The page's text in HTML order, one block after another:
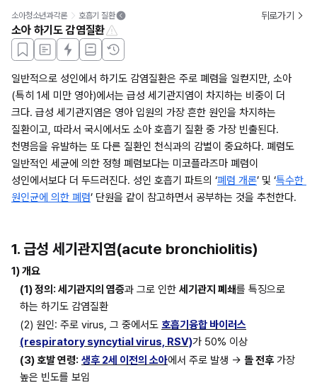
소아청소년과각론 호흡기 질환 뒤로가기
소아 하기도 감염질환
일반적으로 성인에서 하기도 감염질환은 주로 폐렴을 일컫지만, 소아
(특히 1세 미만 영아)에서는 급성 세기관지염이 차지하는 비중이 더
크다. 급성 세기관지염은 영아 입원의 가장 흔한 원인을 차지하는
질환이고, 따라서 국시에서도 소아 호흡기 질환 중 가장 빈출된다.
천명음을 유발하는 또 다른 질환인 천식과의 감별이 중요하다. 폐렴도
일반적인 세균에 의한 정형 폐렴보다는 미코플라즈마 폐렴이
성인에서보다 더 두드러진다. 성인 호흡기 파트의 ‘폐렴 개론’ 및 ‘특수한
원인균에 의한 폐렴’ 단원을 같이 참고하면서 공부하는 것을 추천한다.
1. 급성 세기관지염(acute bronchiolitis)
1) 개요
(1) 정의: 세기관지의 염증과 그로 인한 세기관지 폐쇄를 특징으로
하는 하기도 감염질환
(2) 원인: 주로 virus, 그 중에서도 호흡기융합 바이러스
(respiratory syncytial virus, RSV)가 50% 이상
(3) 호발 연령: 생후 2세 이전의 소아에서 주로 발생 → 돌 전후 가장
높은 빈도를 보임